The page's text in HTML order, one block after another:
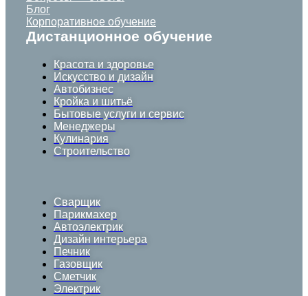
Блог
Корпоративное обучение
Дистанционное обучение
Красота и здоровье
Искусство и дизайн
Автобизнес
Кройка и шитьё
Бытовые услуги и сервис
Менеджеры
Кулинария
Строительство
Сварщик
Парикмахер
Автоэлектрик
Дизайн интерьера
Печник
Газовщик
Сметчик
Электрик